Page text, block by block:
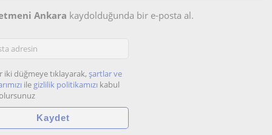
Ankara kaydolduğunda bir e-posta al.
iki düğmeye tıklayarak, şartlar ve
ile gizlilik politikamızı kabul